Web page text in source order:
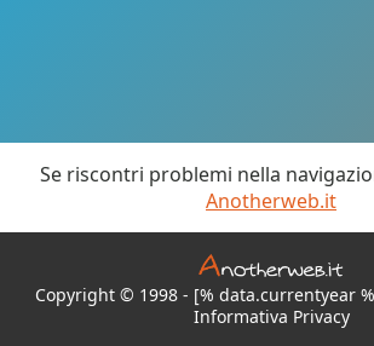
Se riscontri problemi nella
Anotherweb.it
Copyright © 1998 - [% data.currentyear
Informativa Privacy